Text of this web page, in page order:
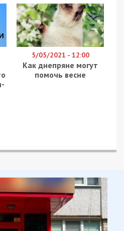
слід після отримання
Зробити це можна у таких
центрах
seznam-krajskych-
pomoci-
яких є представники
компаній VZP
компаній
pojistovny).
працюють щодня,
19 або 21 години.